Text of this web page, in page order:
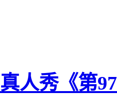
人秀《第